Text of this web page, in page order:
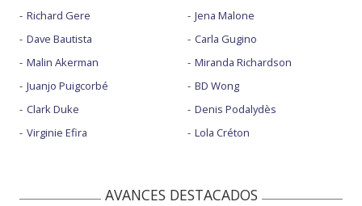
Richard Gere
Dave Bautista
Malin Akerman
Juanjo Puigcorbé
Clark Duke
Virginie Efira
Jena Malone
Carla Gugino
Miranda Richardson
BD Wong
Denis Podalydès
Lola Créton
AVANCES DESTACADOS